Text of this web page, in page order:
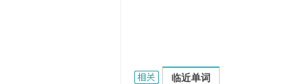
Stencil aperture的相关资料：
临近单词